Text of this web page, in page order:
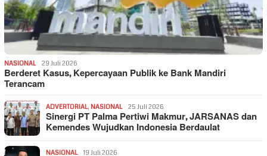
NASIONAL 29 Juli 2026
Berderet Kasus, Kepercayaan Publik ke Bank Mandiri
Terancam
ADVERTORIAL, NASIONAL 25 Juli 2026
Sinergi PT Palma Pertiwi Makmur, JARSANAS dan
Kemendes Wujudkan Indonesia Berdaulat
NASIONAL 19 Juli 2026